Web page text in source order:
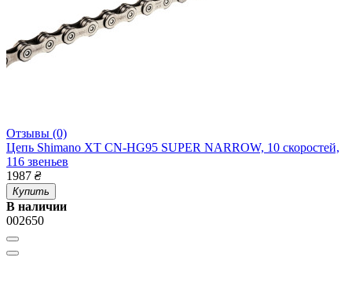
Отзывы (0)
Цепь Shimano XT CN-HG95 SUPER NARROW, 10 скоростей,
116 звеньев
1987 ₴
Купить
В наличии
002650